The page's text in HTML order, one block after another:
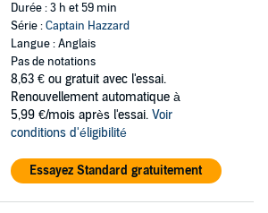
Durée : 3 h et 59 min
Série :Captain Hazzard
Langue : Anglais
Pas de notations
8,63 € ou gratuit avec l'essai.
Renouvellement automatique à
5,99 €/mois après l'essai. Voir
conditions d'éligibilité
Essayez Standard gratuitement